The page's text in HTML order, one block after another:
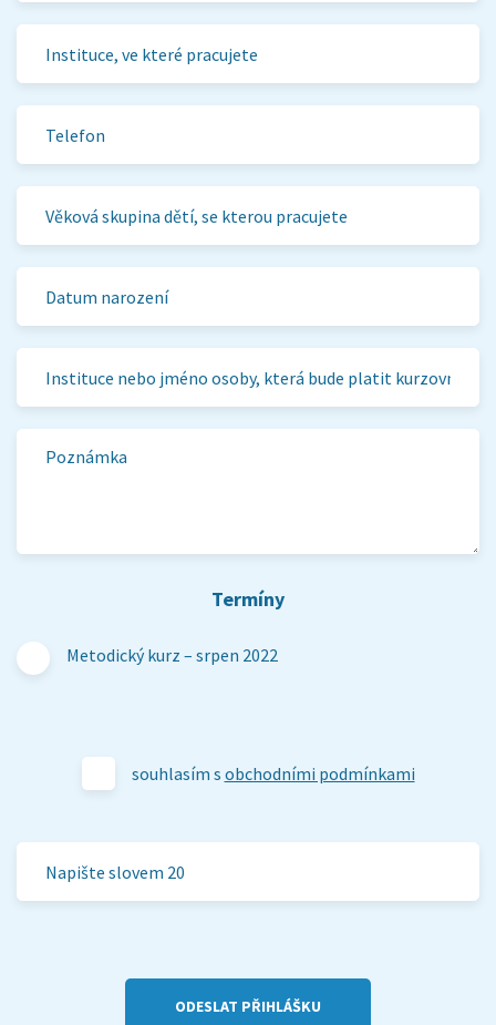
Termíny
Metodický kurz – srpen 2022
souhlasím s obchodními podmínkami
ODESLAT PŘIHLÁŠKU